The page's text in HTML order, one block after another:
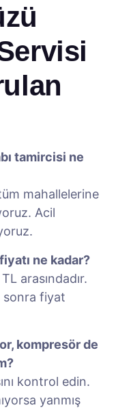
tamircisi ne
mahallelerine
Acil
ne kadar?
arasındadır.
sonra fiyat
kompresör de
kontrol edin.
yanmış